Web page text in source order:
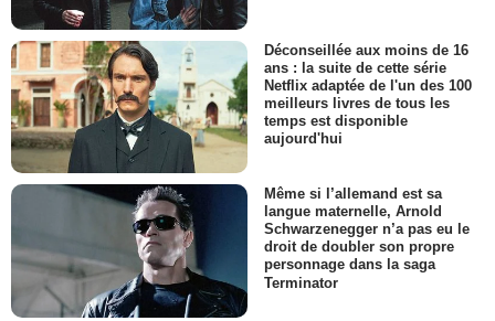
Déconseillée aux moins de 16
ans : la suite de cette série
Netflix adaptée de l'un des 100
meilleurs livres de tous les
temps est disponible
aujourd'hui
Même si l’allemand est sa
langue maternelle, Arnold
Schwarzenegger n’a pas eu le
droit de doubler son propre
personnage dans la saga
Terminator